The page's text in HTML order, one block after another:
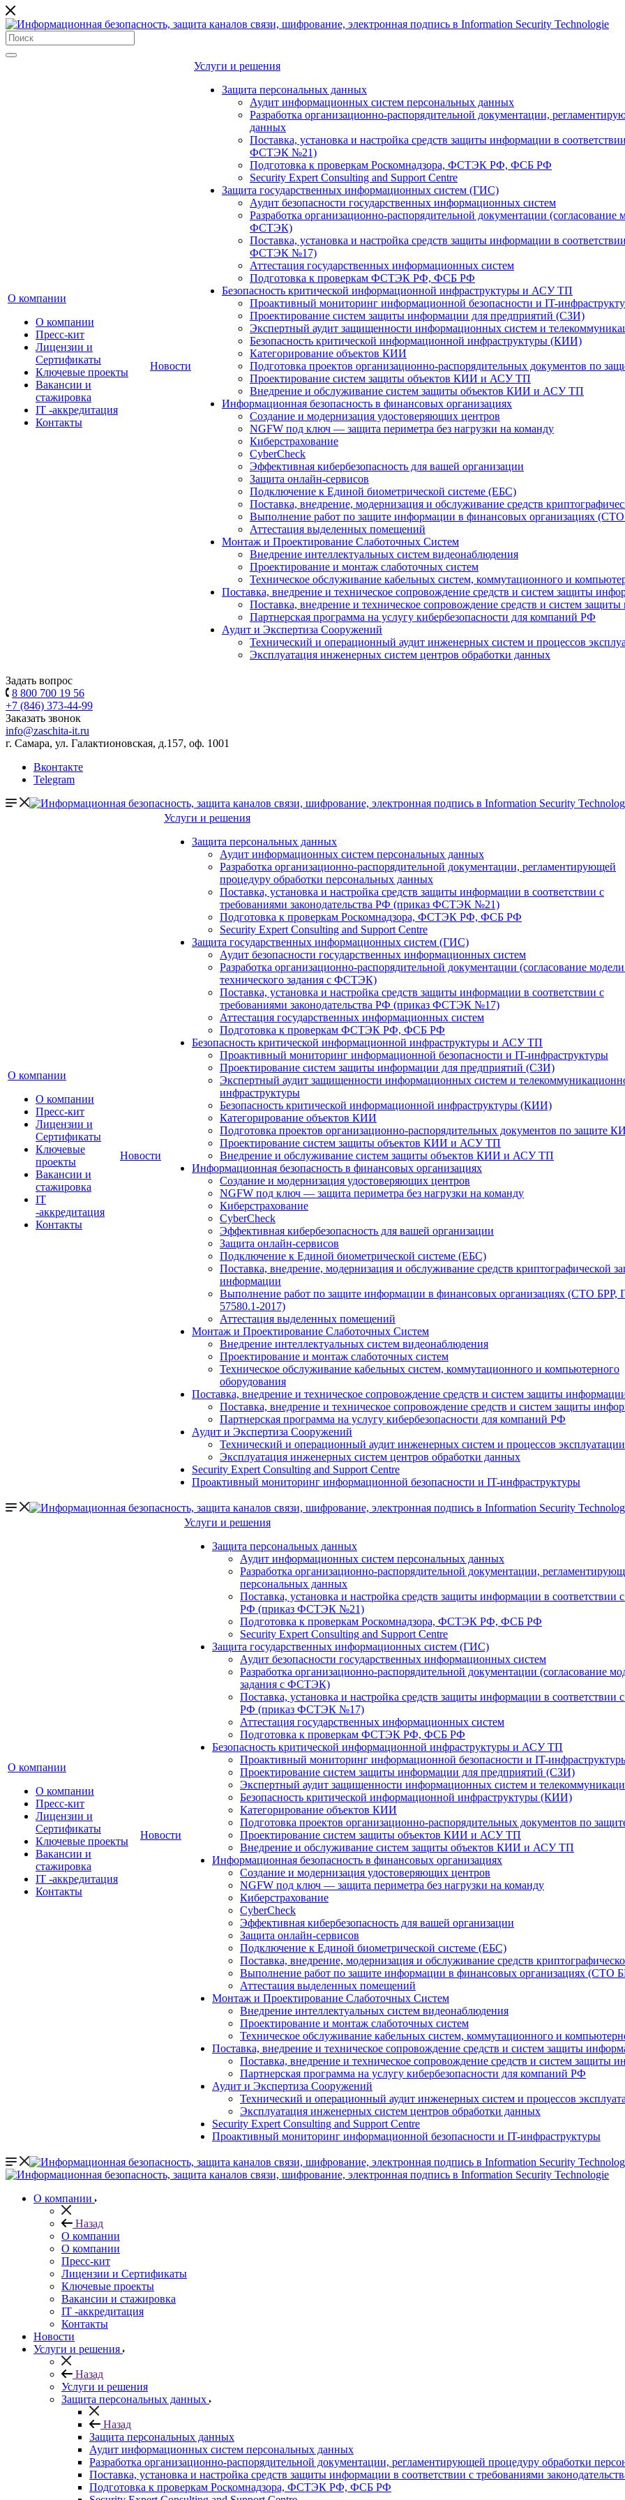
О компании
О компании
Пресс-кит
Лицензии и
Сертификаты
Ключевые проекты
Вакансии и
стажировка
IT -аккредитация
Контакты
Новости
Услуги и решения
Защита персональных данных
Аудит информационных систем персональных данных
Разработка организационно-распорядительной документации,
данных
Поставка, установка и настройка средств защиты информации в
ФСТЭК №21)
Подготовка к проверкам Роскомнадзора, ФСТЭК РФ, ФСБ РФ
Security Expert Consulting and Support Centre
Защита государственных информационных систем (ГИС)
Аудит безопасности государственных информационных систем
Разработка организационно-распорядительной документации (согласование
ФСТЭК)
Поставка, установка и настройка средств защиты информации в
ФСТЭК №17)
Аттестация государственных информационных систем
Подготовка к проверкам ФСТЭК РФ, ФСБ РФ
Безопасность критической информационной инфраструктуры и АСУ ТП
Проактивный мониторинг информационной безопасности и IT-
Проектирование систем защиты информации для предприятий (СЗИ)
Экспертный аудит защищенности информационных систем и
Безопасность критической информационной инфраструктуры (КИИ)
Категорирование объектов КИИ
Подготовка проектов организационно-распорядительных документов по
Проектирование систем защиты объектов КИИ и АСУ ТП
Внедрение и обслуживание систем защиты объектов КИИ и АСУ ТП
Информационная безопасность в финансовых организациях
Создание и модернизация удостоверяющих центров
NGFW под ключ — защита периметра без нагрузки на команду
Киберстрахование
CyberCheck
Эффективная кибербезопасность для вашей организации
Защита онлайн-сервисов
Подключение к Единой биометрической системе (ЕБС)
Поставка, внедрение, модернизация и обслуживание средств
Выполнение работ по защите информации в финансовых организациях
Аттестация выделенных помещений
Монтаж и Проектирование Слаботочных Систем
Внедрение интеллектуальных систем видеонаблюдения
Проектирование и монтаж слаботочных систем
Техническое обслуживание кабельных систем, коммутационного и
Поставка, внедрение и техническое сопровождение средств и систем защиты
Поставка, внедрение и техническое сопровождение средств и систем
Партнерская программа на услугу кибербезопасности для компаний РФ
Аудит и Экспертиза Сооружений
Технический и операционный аудит инженерных систем и процессов
Эксплуатация инженерных систем центров обработки данных
Задать вопрос
8 800 700 19 56
+7 (846) 373-44-99
Заказать звонок
info@zaschita-it.ru
г. Самара, ул. Галактионовская, д.157, оф. 1001
Вконтакте
Telegram
О компании
О компании
Пресс-кит
Лицензии и
Сертификаты
Ключевые
проекты
Вакансии и
стажировка
IT
-аккредитация
Контакты
Новости
Услуги и решения
Защита персональных данных
Аудит информационных систем персональных данных
Разработка организационно-распорядительной документации, регламентирующей
процедуру обработки персональных данных
Поставка, установка и настройка средств защиты информации в соответствии с
требованиями законодательства РФ (приказ ФСТЭК №21)
Подготовка к проверкам Роскомнадзора, ФСТЭК РФ, ФСБ РФ
Security Expert Consulting and Support Centre
Защита государственных информационных систем (ГИС)
Аудит безопасности государственных информационных систем
Разработка организационно-распорядительной документации (согласование
технического задания с ФСТЭК)
Поставка, установка и настройка средств защиты информации в соответствии с
требованиями законодательства РФ (приказ ФСТЭК №17)
Аттестация государственных информационных систем
Подготовка к проверкам ФСТЭК РФ, ФСБ РФ
Безопасность критической информационной инфраструктуры и АСУ ТП
Проактивный мониторинг информационной безопасности и IT-инфраструктуры
Проектирование систем защиты информации для предприятий (СЗИ)
Экспертный аудит защищенности информационных систем и
инфраструктуры
Безопасность критической информационной инфраструктуры (КИИ)
Категорирование объектов КИИ
Подготовка проектов организационно-распорядительных документов по защите
Проектирование систем защиты объектов КИИ и АСУ ТП
Внедрение и обслуживание систем защиты объектов КИИ и АСУ ТП
Информационная безопасность в финансовых организациях
Создание и модернизация удостоверяющих центров
NGFW под ключ — защита периметра без нагрузки на команду
Киберстрахование
CyberCheck
Эффективная кибербезопасность для вашей организации
Защита онлайн-сервисов
Подключение к Единой биометрической системе (ЕБС)
Поставка, внедрение, модернизация и обслуживание средств криптографической
информации
Выполнение работ по защите информации в финансовых организациях (СТО
57580.1-2017)
Аттестация выделенных помещений
Монтаж и Проектирование Слаботочных Систем
Внедрение интеллектуальных систем видеонаблюдения
Проектирование и монтаж слаботочных систем
Техническое обслуживание кабельных систем, коммутационного и компьютерного
оборудования
Поставка, внедрение и техническое сопровождение средств и систем защиты
Поставка, внедрение и техническое сопровождение средств и систем защиты
Партнерская программа на услугу кибербезопасности для компаний РФ
Аудит и Экспертиза Сооружений
Технический и операционный аудит инженерных систем и процессов эксплуатации
Эксплуатация инженерных систем центров обработки данных
Security Expert Consulting and Support Centre
Проактивный мониторинг информационной безопасности и IT-инфраструктуры
О компании
О компании
Пресс-кит
Лицензии и
Сертификаты
Ключевые проекты
Вакансии и
стажировка
IT -аккредитация
Контакты
Новости
Услуги и решения
Защита персональных данных
Аудит информационных систем персональных данных
Разработка организационно-распорядительной документации,
персональных данных
Поставка, установка и настройка средств защиты информации в соответствии
РФ (приказ ФСТЭК №21)
Подготовка к проверкам Роскомнадзора, ФСТЭК РФ, ФСБ РФ
Security Expert Consulting and Support Centre
Защита государственных информационных систем (ГИС)
Аудит безопасности государственных информационных систем
Разработка организационно-распорядительной документации (согласование
задания с ФСТЭК)
Поставка, установка и настройка средств защиты информации в соответствии
РФ (приказ ФСТЭК №17)
Аттестация государственных информационных систем
Подготовка к проверкам ФСТЭК РФ, ФСБ РФ
Безопасность критической информационной инфраструктуры и АСУ ТП
Проактивный мониторинг информационной безопасности и IT-
Проектирование систем защиты информации для предприятий (СЗИ)
Экспертный аудит защищенности информационных систем и
Безопасность критической информационной инфраструктуры (КИИ)
Категорирование объектов КИИ
Подготовка проектов организационно-распорядительных документов по
Проектирование систем защиты объектов КИИ и АСУ ТП
Внедрение и обслуживание систем защиты объектов КИИ и АСУ ТП
Информационная безопасность в финансовых организациях
Создание и модернизация удостоверяющих центров
NGFW под ключ — защита периметра без нагрузки на команду
Киберстрахование
CyberCheck
Эффективная кибербезопасность для вашей организации
Защита онлайн-сервисов
Подключение к Единой биометрической системе (ЕБС)
Поставка, внедрение, модернизация и обслуживание средств
Выполнение работ по защите информации в финансовых организациях (СТО
Аттестация выделенных помещений
Монтаж и Проектирование Слаботочных Систем
Внедрение интеллектуальных систем видеонаблюдения
Проектирование и монтаж слаботочных систем
Техническое обслуживание кабельных систем, коммутационного и
Поставка, внедрение и техническое сопровождение средств и систем защиты
Поставка, внедрение и техническое сопровождение средств и систем защиты
Партнерская программа на услугу кибербезопасности для компаний РФ
Аудит и Экспертиза Сооружений
Технический и операционный аудит инженерных систем и процессов
Эксплуатация инженерных систем центров обработки данных
Security Expert Consulting and Support Centre
Проактивный мониторинг информационной безопасности и IT-инфраструктуры
О компании
Назад
О компании
О компании
Пресс-кит
Лицензии и Сертификаты
Ключевые проекты
Вакансии и стажировка
IT -аккредитация
Контакты
Новости
Услуги и решения
Назад
Услуги и решения
Защита персональных данных
Назад
Защита персональных данных
Аудит информационных систем персональных данных
Разработка организационно-распорядительной документации, регламентирующей процедуру обработки
Поставка, установка и настройка средств защиты информации в соответствии с требованиями
Подготовка к проверкам Роскомнадзора, ФСТЭК РФ, ФСБ РФ